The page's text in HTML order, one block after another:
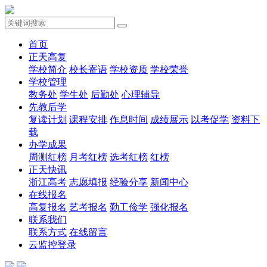
首页
正天高复
学校简介 校长寄语 学校资质 学校荣誉
学校管理
教务处 学生处 后勤处 心理辅导
先教后学
复读计划 课程安排 作息时间 成绩展示 以考促学 资料下
载
办学成果
周测红榜 月考红榜 选考红榜 红榜
正天快讯
浙江高考 志愿填报 经验分享 新闻中心
在线报名
高复报名 艺考报名 勤工俭学 强化报名
联系我们
联系方式 在线留言
云监控登录